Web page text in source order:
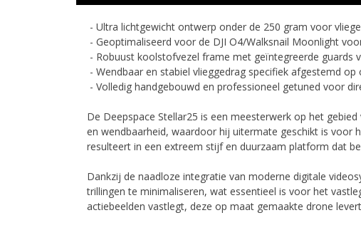
- Ultra lichtgewicht ontwerp onder de 250 gram voor
- Geoptimaliseerd voor de DJI O4/Walksnail Moonlight
- Robuust koolstofvezel frame met geïntegreerde guards
- Wendbaar en stabiel vlieggedrag specifiek afgestemd op
- Volledig handgebouwd en professioneel getuned voor
De Deepspace Stellar25 is een meesterwerk op het
en wendbaarheid, waardoor hij uitermate geschikt is voor
resulteert in een extreem stijf en duurzaam platform dat
Dankzij de naadloze integratie van moderne digitale
trillingen te minimaliseren, wat essentieel is voor het
actiebeelden vastlegt, deze op maat gemaakte drone